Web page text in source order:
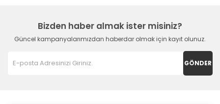
Bizden haber almak ister misiniz?
Güncel kampanyalarımızdan haberdar olmak için kayıt olunuz.
GÖNDER